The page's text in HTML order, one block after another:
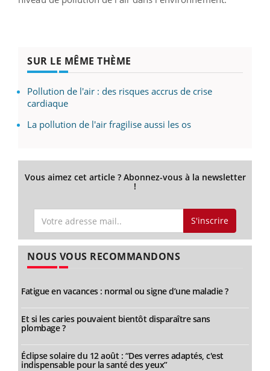
SUR LE MÊME THÈME
Pollution de l'air : des risques accrus de crise
cardiaque
La pollution de l'air fragilise aussi les os
Vous aimez cet article ? Abonnez-vous à la newsletter
!
S'inscrire
NOUS VOUS RECOMMANDONS
Fatigue en vacances : normal ou signe d’une maladie ?
Et si les caries pouvaient bientôt disparaître sans
plombage ?
Éclipse solaire du 12 août : “Des verres adaptés, c'est
indispensable pour la santé des yeux”